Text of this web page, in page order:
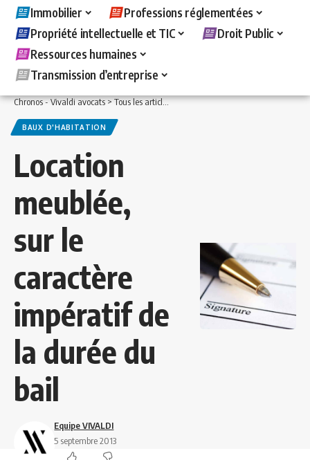
Immobilier
Professions réglementées
Propriété intellectuelle et TIC
Droit Public
Ressources humaines
Transmission d’entreprise
Chronos - Vivaldi avocats>Tous les articles >Immobilier>Baux d'habitation>
BAUX D'HABITATION
Location
meublée,
sur le
caractère
impératif de
la durée du
bail
Equipe VIVALDI
5 septembre 2013